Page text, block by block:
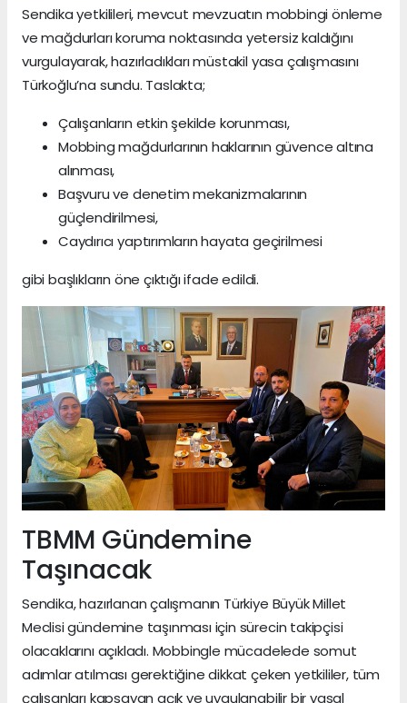
Sendika yetkilileri, mevcut mevzuatın mobbingi önleme
ve mağdurları koruma noktasında yetersiz kaldığını
vurgulayarak, hazırladıkları müstakil yasa çalışmasını
Türkoğlu’na sundu. Taslakta;
Çalışanların etkin şekilde korunması,
Mobbing mağdurlarının haklarının güvence altına
alınması,
Başvuru ve denetim mekanizmalarının
güçlendirilmesi,
Caydırıcı yaptırımların hayata geçirilmesi
gibi başlıkların öne çıktığı ifade edildi.
TBMM Gündemine
Taşınacak
Sendika, hazırlanan çalışmanın Türkiye Büyük Millet
Meclisi gündemine taşınması için sürecin takipçisi
olacaklarını açıkladı. Mobbingle mücadelede somut
adımlar atılması gerektiğine dikkat çeken yetkililer, tüm
çalışanları kapsayan açık ve uygulanabilir bir yasal